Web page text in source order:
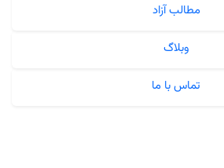
مطالب آزاد
وبلاگ
تماس با ما